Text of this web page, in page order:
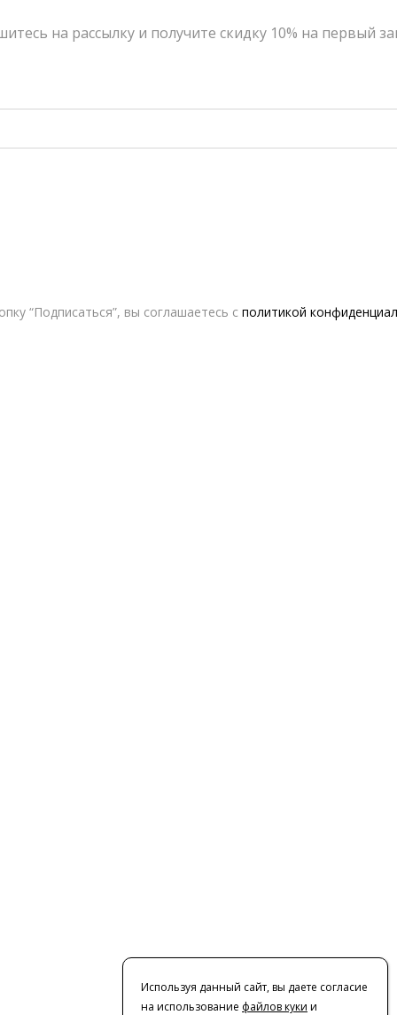
Используя данный сайт, вы даете согласие
на использование файлов куки и
на рассылку и получите скидку 10% на первый
“Подписаться”, вы соглашаетесь с политикой